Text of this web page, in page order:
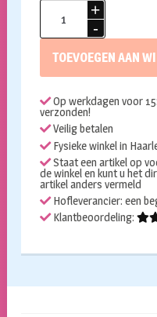
Trainingspak
heren
aantal
TOEVOEGEN AAN
Op werkdagen voor
verzonden!
Veilig betalen
Fysieke winkel in
Staat een artikel op
de winkel en kunt u het
artikel anders vermeld
Hofleverancier: een
Klantbeoordeling: